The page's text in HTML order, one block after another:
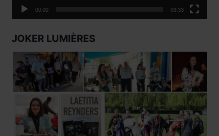
00:00 03:33
JOKER LUMIÈRES